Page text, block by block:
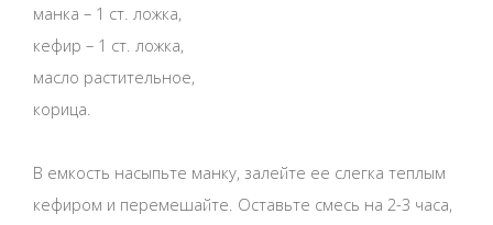
манка – 1 ст. ложка,
кефир – 1 ст. ложка,
масло растительное,
корица.
В емкость насыпьте манку, залейте ее слегка теплым
кефиром и перемешайте. Оставьте смесь на 2-3 часа,